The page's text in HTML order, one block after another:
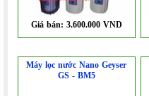
Giá bán: 3.600.000 VND
Máy lọc nước Nano Geyser
GS - BM5